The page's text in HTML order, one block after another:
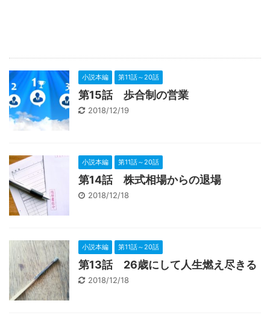
小説本編 第11話～20話
第15話 歩合制の営業
2018/12/19
小説本編 第11話～20話
第14話 株式相場からの退場
2018/12/18
小説本編 第11話～20話
第13話 26歳にして人生燃え尽きる
2018/12/18